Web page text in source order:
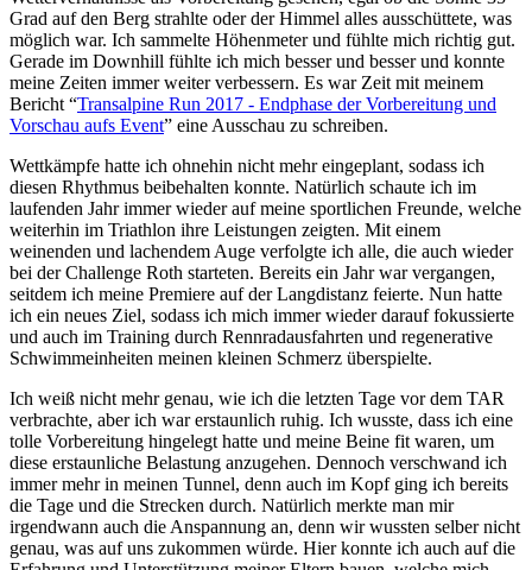
Grad auf den Berg strahlte oder der Himmel alles ausschüttete, was
möglich war. Ich sammelte Höhenmeter und fühlte mich richtig gut.
Gerade im Downhill fühlte ich mich besser und besser und konnte
meine Zeiten immer weiter verbessern. Es war Zeit mit meinem
Bericht “Transalpine Run 2017 - Endphase der Vorbereitung und
Vorschau aufs Event” eine Ausschau zu schreiben.
Wettkämpfe hatte ich ohnehin nicht mehr eingeplant, sodass ich
diesen Rhythmus beibehalten konnte. Natürlich schaute ich im
laufenden Jahr immer wieder auf meine sportlichen Freunde, welche
weiterhin im Triathlon ihre Leistungen zeigten. Mit einem
weinenden und lachendem Auge verfolgte ich alle, die auch wieder
bei der Challenge Roth starteten. Bereits ein Jahr war vergangen,
seitdem ich meine Premiere auf der Langdistanz feierte. Nun hatte
ich ein neues Ziel, sodass ich mich immer wieder darauf fokussierte
und auch im Training durch Rennradausfahrten und regenerative
Schwimmeinheiten meinen kleinen Schmerz überspielte.
Ich weiß nicht mehr genau, wie ich die letzten Tage vor dem TAR
verbrachte, aber ich war erstaunlich ruhig. Ich wusste, dass ich eine
tolle Vorbereitung hingelegt hatte und meine Beine fit waren, um
diese erstaunliche Belastung anzugehen. Dennoch verschwand ich
immer mehr in meinen Tunnel, denn auch im Kopf ging ich bereits
die Tage und die Strecken durch. Natürlich merkte man mir
irgendwann auch die Anspannung an, denn wir wussten selber nicht
genau, was auf uns zukommen würde. Hier konnte ich auch auf die